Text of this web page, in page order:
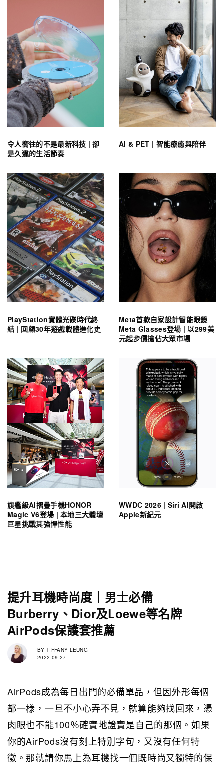
令人嚮往的不是最新科技 | 卻
是久違的生活節奏
AI & PET | 智能療癒與陪伴
PlayStation實體光碟時代終
結 | 回顧30年遊戲載體進化史
Meta首款自家設計智能眼鏡
Meta Glasses登場 | 以299美
元起步價搶佔大眾市場
旗艦級AI摺疊手機HONOR
Magic V6登場 | 本地三大體壇
巨星挑戰其強悍性能
WWDC 2026 | Siri AI開啟
Apple新紀元
提升耳機時尚度丨男士必備
Burberry、Dior及Loewe等名牌
AirPods保護套推薦
BY TIFFANY LEUNG
2022-09-27
AirPods成為每日出門的必備單品，但因外形每個
都一樣，一旦不小心弄不見，就算能夠找回來，憑
肉眼也不能100％確實地證實是自己的那個。如果
你的AirPods沒有刻上特別字句，又沒有任何特
徵。那就請你馬上為耳機找一個既時尚又獨特的保